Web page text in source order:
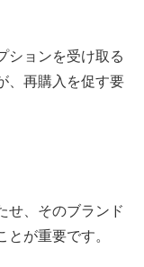
ションを受け取る
、再購入を促す要
せ、そのブランド
が重要です。